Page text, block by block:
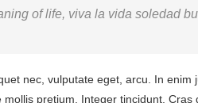
of life, viva la vida soledad
nec, vulputate eget, arcu. In enim
pretium. Integer tincidunt.